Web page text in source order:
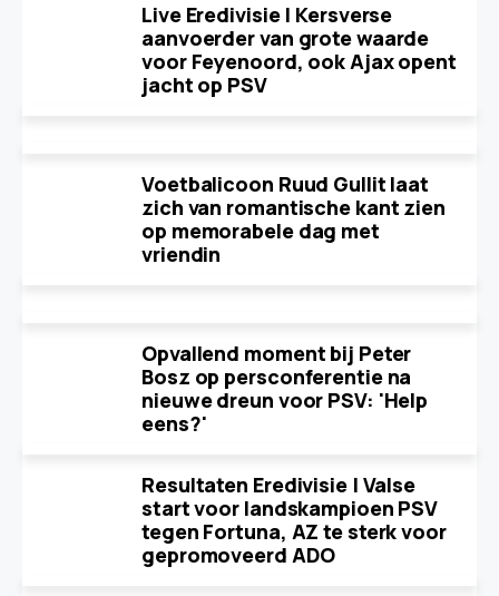
Live Eredivisie | Kersverse
aanvoerder van grote waarde
voor Feyenoord, ook Ajax opent
jacht op PSV
Voetbalicoon Ruud Gullit laat
zich van romantische kant zien
op memorabele dag met
vriendin
Opvallend moment bij Peter
Bosz op persconferentie na
nieuwe dreun voor PSV: 'Help
eens?'
Resultaten Eredivisie | Valse
start voor landskampioen PSV
tegen Fortuna, AZ te sterk voor
gepromoveerd ADO